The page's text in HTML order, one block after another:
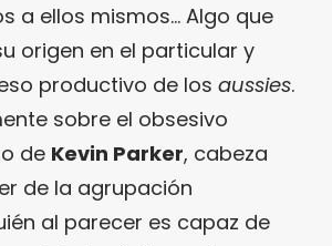
a ellos mismos… Algo que
origen en el particular y
productivo de los aussies.
sobre el obsesivo
de Kevin Parker, cabeza
de la agrupación
al parecer es capaz de